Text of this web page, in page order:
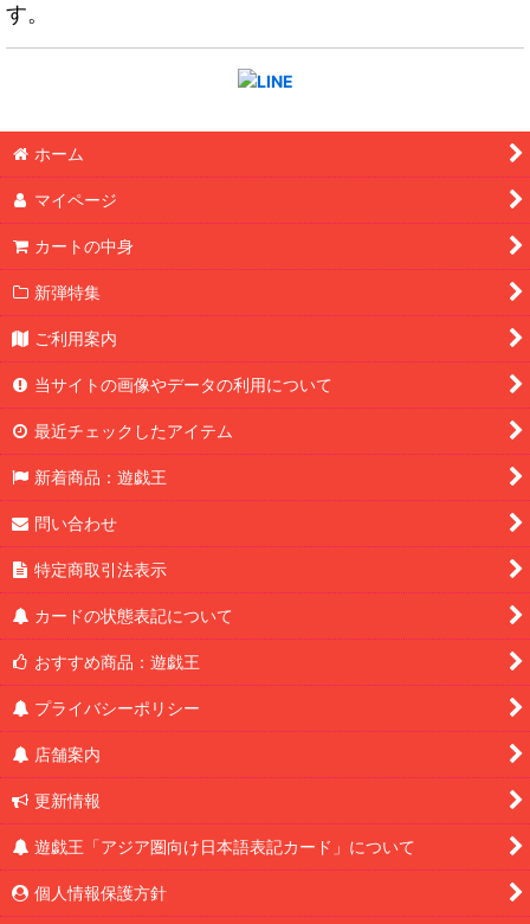
す。
ホーム
マイページ
カートの中身
新弾特集
ご利用案内
当サイトの画像やデータの利用について
最近チェックしたアイテム
新着商品：遊戯王
問い合わせ
特定商取引法表示
カードの状態表記について
おすすめ商品：遊戯王
プライバシーポリシー
店舗案内
更新情報
遊戯王「アジア圏向け日本語表記カード」について
個人情報保護方針